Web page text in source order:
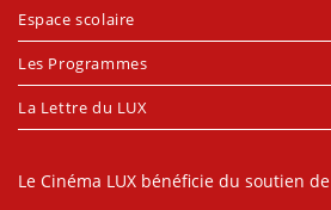
Espace scolaire
Les Programmes
La Lettre du LUX
Le Cinéma LUX bénéficie du soutien de